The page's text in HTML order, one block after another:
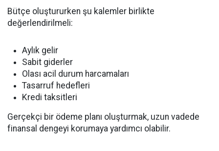
Bütçe oluştururken şu kalemler birlikte
değerlendirilmeli:
Aylık gelir
Sabit giderler
Olası acil durum harcamaları
Tasarruf hedefleri
Kredi taksitleri
Gerçekçi bir ödeme planı oluşturmak, uzun vadede
finansal dengeyi korumaya yardımcı olabilir.